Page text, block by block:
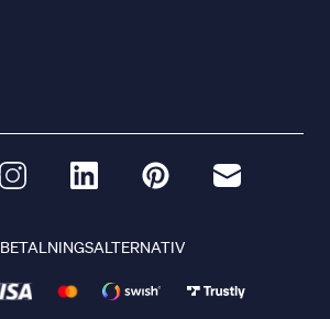
BETALNINGSALTERNATIV